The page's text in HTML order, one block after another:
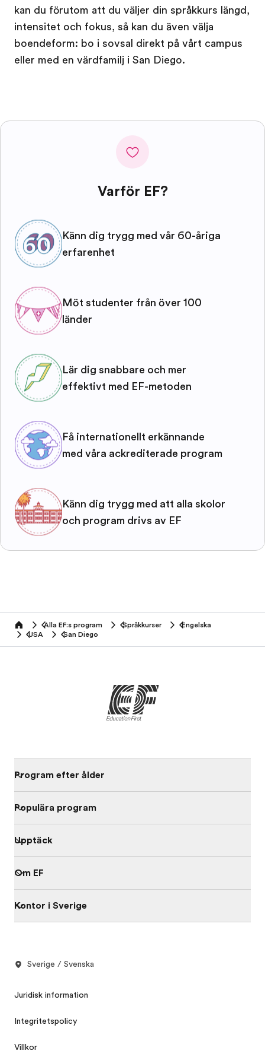
kan du förutom att du väljer din språkkurs längd,
intensitet och fokus, så kan du även välja
boendeform: bo i sovsal direkt på vårt campus
eller med en värdfamilj i San Diego.
Varför EF?
Känn dig trygg med vår 60-åriga
erfarenhet
Möt studenter från över 100
länder
Lär dig snabbare och mer
effektivt med EF-metoden
Få internationellt erkännande
med våra ackrediterade program
Känn dig trygg med att alla skolor
och program drivs av EF
home Alla EF:s program Språkkurser
Engelska
USA
San Diego
Program efter ålder
Populära program
Upptäck
Om EF
Kontor i Sverige
Sverige / Svenska
Juridisk information
Integritetspolicy
Villkor